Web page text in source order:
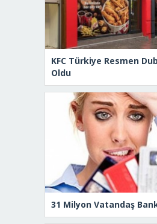
KFC Türkiye Resmen
Oldu
31 Milyon Vatandaş